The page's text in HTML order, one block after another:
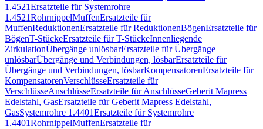
1.4521Ersatzteile für Systemrohre
1.4521RohrnippelMuffenErsatzteile für
MuffenReduktionenErsatzteile für ReduktionenBögenErsatzteile für
BögenT-StückeErsatzteile für T-StückeInnenliegende
ZirkulationÜbergänge unlösbarErsatzteile für Übergänge
unlösbarÜbergänge und Verbindungen, lösbarErsatzteile für
Übergänge und Verbindungen, lösbarKompensatorenErsatzteile für
KompensatorenVerschlüsseErsatzteile für
VerschlüsseAnschlüsseErsatzteile für AnschlüsseGeberit Mapress
Edelstahl, GasErsatzteile für Geberit Mapress Edelstahl,
GasSystemrohre 1.4401Ersatzteile für Systemrohre
1.4401RohrnippelMuffenErsatzteile für